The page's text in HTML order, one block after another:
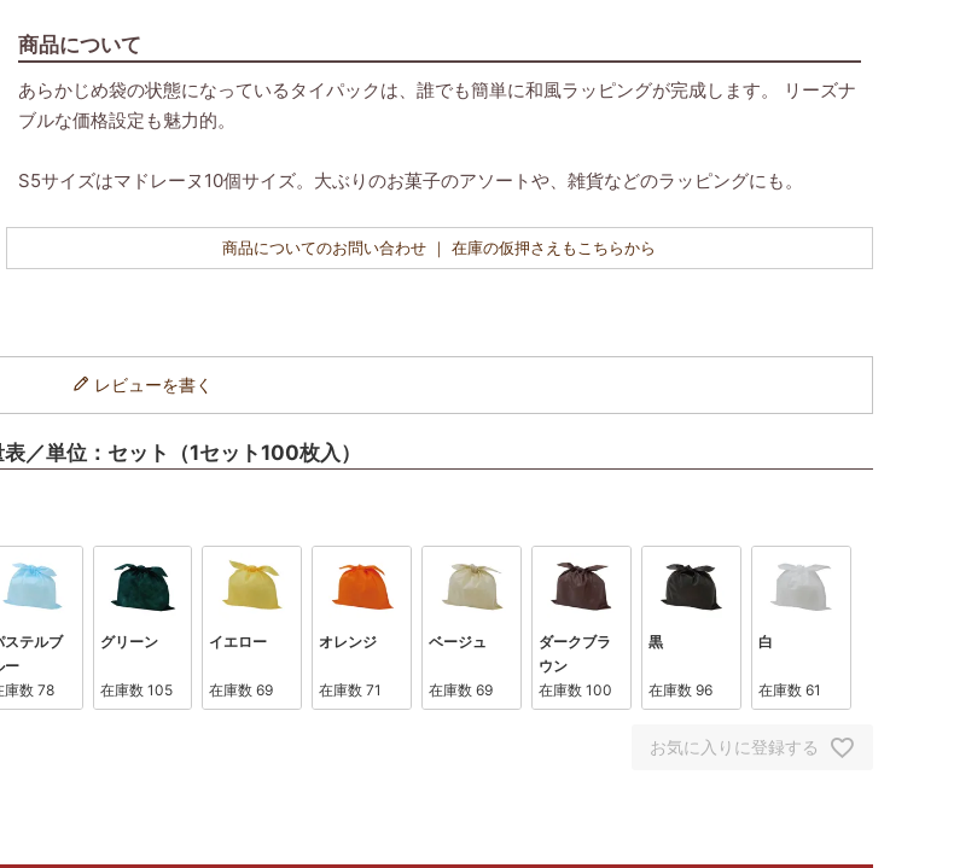
商品について
あらかじめ袋の状態になっているタイパックは、誰でも簡単に和風ラッピングが完成します。 リーズナ
ブルな価格設定も魅力的。
S5サイズはマドレーヌ10個サイズ。大ぶりのお菓子のアソートや、雑貨などのラッピングにも。
商品についてのお問い合わせ ｜ 在庫の仮押さえもこちらから
レビューを書く
／単位：セット（1セット100枚入）
ステルブ
ー
庫数 78
グリーン
在庫数 105
イエロー
在庫数 69
オレンジ
在庫数 71
ベージュ
在庫数 69
ダークブラ
ウン
在庫数 100
黒
在庫数 96
白
在庫数 61
お気に入りに登録する